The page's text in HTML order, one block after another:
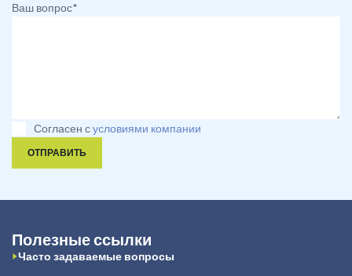
Ваш вопрос*
Согласен сусловиями компании
ОТПРАВИТЬ
Полезные ссылки
Часто задаваемые вопросы